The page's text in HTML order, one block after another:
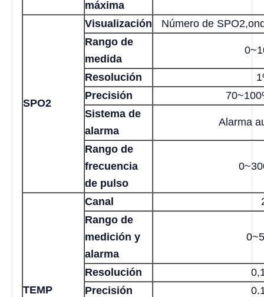
máxima
SPO2
Visualización
Número de
Rango de
medida
Resolución
Precisión
Sistema de
alarma
Alarma
Rango de
frecuencia
de pulso
TEMP
Canal
Rango de
medición y
alarma
Resolución
Precisión